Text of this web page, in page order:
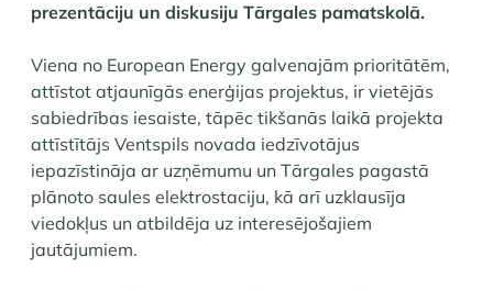
prezentāciju un diskusiju Tārgales pamatskolā.
Viena no European Energy galvenajām prioritātēm,
attīstot atjaunīgās enerģijas projektus, ir vietējās
sabiedrības iesaiste, tāpēc tikšanās laikā projekta
attīstītājs Ventspils novada iedzīvotājus
iepazīstināja ar uzņēmumu un Tārgales pagastā
plānoto saules elektrostaciju, kā arī uzklausīja
viedokļus un atbildēja uz interesējošajiem
jautājumiem.